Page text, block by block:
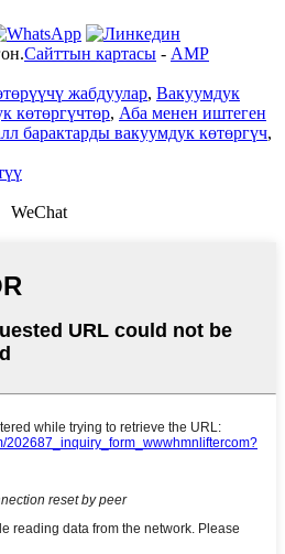
Сайттын картасы - AMP
жабдуулар, Вакуумдук
көтөргүчтөр, Аба менен иштеген
барактарды вакуумдук көтөргүч,
WeChat